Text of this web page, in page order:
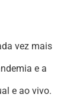
vez mais
e a
e ao vivo.